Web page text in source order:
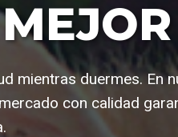
mientras duermes. En
con calidad